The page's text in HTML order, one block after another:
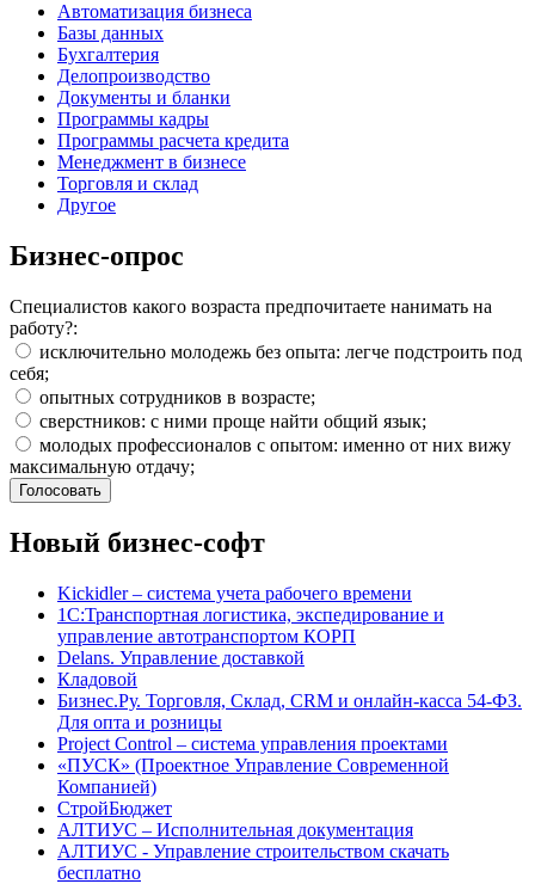
Автоматизация бизнеса
Базы данных
Бухгалтерия
Делопроизводство
Документы и бланки
Программы кадры
Программы расчета кредита
Менеджмент в бизнесе
Торговля и склад
Другое
Бизнес-опрос
Специалистов какого возраста предпочитаете нанимать на
работу?:
исключительно молодежь без опыта: легче подстроить под
себя;
опытных сотрудников в возрасте;
сверстников: с ними проще найти общий язык;
молодых профессионалов с опытом: именно от них вижу
максимальную отдачу;
Новый бизнес-софт
Kickidler – система учета рабочего времени
1С:Транспортная логистика, экспедирование и
управление автотранспортом КОРП
Delans. Управление доставкой
Кладовой
Бизнес.Ру. Торговля, Склад, CRM и онлайн-касса 54-ФЗ.
Для опта и розницы
Project Сontrol – система управления проектами
«ПУСК» (Проектное Управление Современной
Компанией)
СтройБюджет
АЛТИУС – Исполнительная документация
АЛТИУС - Управление строительством скачать
бесплатно